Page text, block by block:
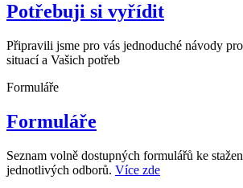
Potřebuji si vyřídit
Připravili jsme pro vás jednoduché návody
situací a Vašich potřeb
Formuláře
Formuláře
Seznam volně dostupných formulářů ke
jednotlivých odborů. Více zde